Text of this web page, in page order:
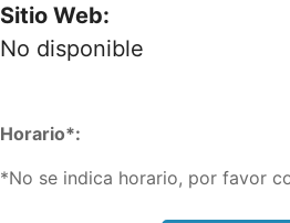
Sitio Web:
No disponible
Horario*:
*No se indica horario, por favor